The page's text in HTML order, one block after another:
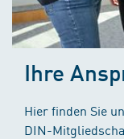
Ihre
Hier finden Sie
DIN-